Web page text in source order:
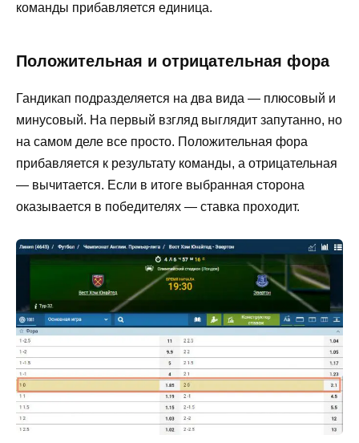
команды прибавляется единица.
Положительная и отрицательная фора
Гандикап подразделяется на два вида ― плюсовый и
минусовый. На первый взгляд выглядит запутанно, но
на самом деле все просто. Положительная фора
прибавляется к результату команды, а отрицательная
― вычитается. Если в итоге выбранная сторона
оказывается в победителях ― ставка проходит.